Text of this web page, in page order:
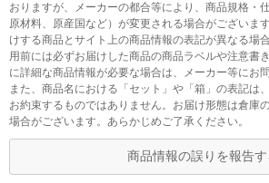
おりますが、メーカーの都合等により、商品規格・
原材料、原産国など）が変更される場合がございま
けする商品とサイト上の商品情報の表記が異なる場
用前には必ずお届けした商品の商品ラベルや注意書
に詳細な商品情報が必要な場合は、メーカー等にお
また、商品名における「セット」や「箱」の表記は
お約束するものではありません。お届け形態は倉庫
場合がございます。あらかじめご了承ください。
商品情報の誤りを報告す